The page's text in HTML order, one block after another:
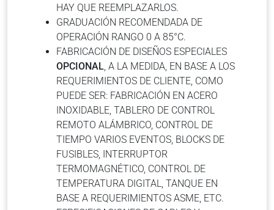
HAY QUE REEMPLAZARLOS.
GRADUACIÓN RECOMENDADA DE
OPERACIÓN RANGO 0 A 85°C.
FABRICACIÓN DE DISEÑOS ESPECIALES
OPCIONAL , A LA MEDIDA, EN BASE A LOS
REQUERIMIENTOS DE CLIENTE, COMO
PUEDE SER: FABRICACIÓN EN ACERO
INOXIDABLE, TABLERO DE CONTROL
REMOTO ALÁMBRICO, CONTROL DE
TIEMPO VARIOS EVENTOS, BLOCKS DE
FUSIBLES, INTERRUPTOR
TERMOMAGNÉTICO, CONTROL DE
TEMPERATURA DIGITAL, TANQUE EN
BASE A REQUERIMIENTOS ASME, ETC.